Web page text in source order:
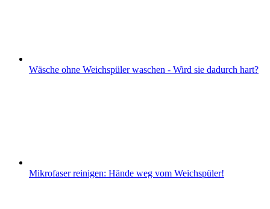
Wäsche ohne Weichspüler waschen - Wird sie dadurch hart?
Mikrofaser reinigen: Hände weg vom Weichspüler!